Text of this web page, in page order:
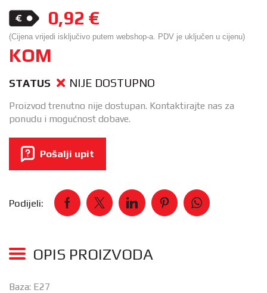
0,92 €
(Cijena vrijedi isključivo putem webshop-a. PDV je uključen u cijenu)
KOM
STATUS NIJE DOSTUPNO
Proizvod trenutno nije dostupan. Kontaktirajte nas za
ponudu i mogućnost dobave.
Pošalji upit
Podijeli:
OPIS PROIZVODA
Baza: E27